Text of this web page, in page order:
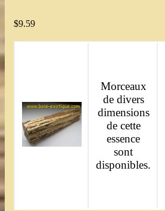
$9.59
Morceaux
de divers
dimensions
de cette
essence
sont
disponibles.